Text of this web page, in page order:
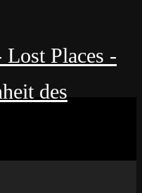
Places -
des